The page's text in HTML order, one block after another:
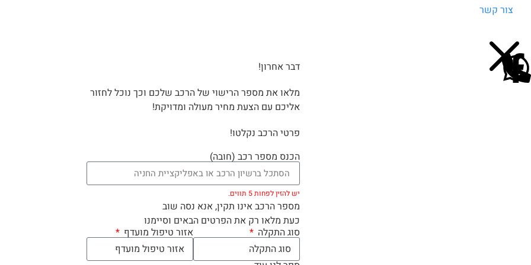
צור קשר
דבר אחרון!
מלאו את מספר הרישוי של הרכב שלכם וכך נוכל לחזור
אליכם עם הצעת מחיר מעולה ומדויקת!
פרטי הרכב נקלטו!
הכנס מספר רכב (חובה)
יש להזין לפחות 5 תווים.
מספר הרכב אינו תקין, אנא נסה שוב
כעת מלאו רק את הפרטים הבאים וסיימנו
סוג התקלה
אזור טיפול מועדף